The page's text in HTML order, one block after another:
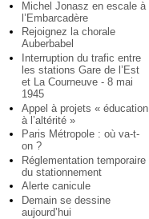
Michel Jonasz en escale à
l’Embarcadère
Rejoignez la chorale
Auberbabel
Interruption du trafic entre
les stations Gare de l’Est
et La Courneuve - 8 mai
1945
Appel à projets « éducation
à l’altérité »
Paris Métropole : où va-t-
on ?
Réglementation temporaire
du stationnement
Alerte canicule
Demain se dessine
aujourd’hui